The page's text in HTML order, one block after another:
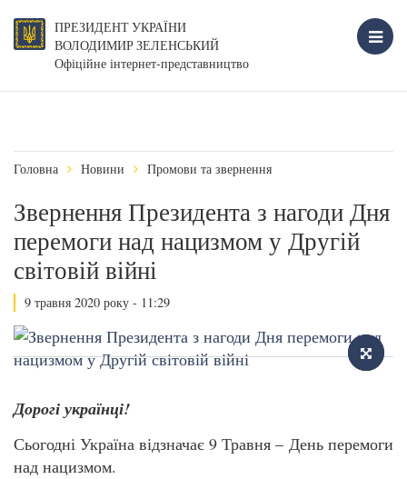
ПРЕЗИДЕНТ УКРАЇНИ
ВОЛОДИМИР ЗЕЛЕНСЬКИЙ
Офіційне інтернет-представництво
Головна Новини Промови та звернення
Звернення Президента з нагоди Дня
перемоги над нацизмом у Другій
світовій війні
9 травня 2020 року - 11:29
Дорогі українці!
Сьогодні Україна відзначає 9 Травня – День перемоги
над нацизмом.